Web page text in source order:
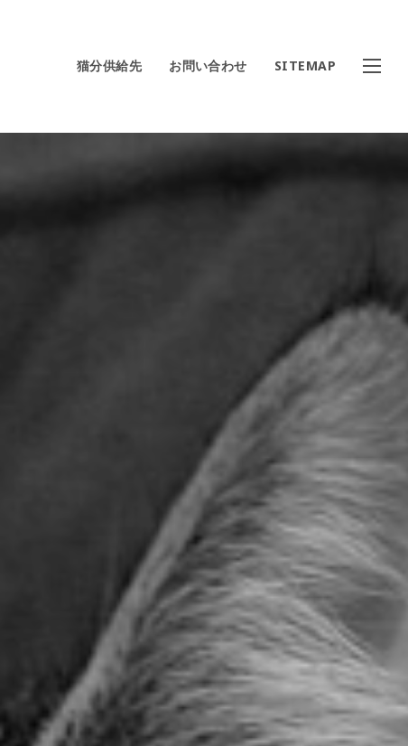
猫分供給先 お問い合わせ SITEMAP